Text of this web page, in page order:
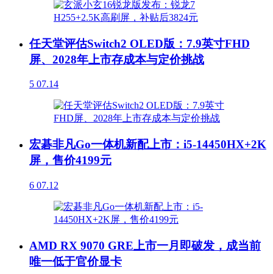
任天堂评估Switch2 OLED版：7.9英寸FHD
屏、2028年上市存成本与定价挑战
5 07.14
宏碁非凡Go一体机新配上市：i5-14450HX+2K
屏，售价4199元
6 07.12
AMD RX 9070 GRE上市一月即破发，成当前
唯一低于官价显卡